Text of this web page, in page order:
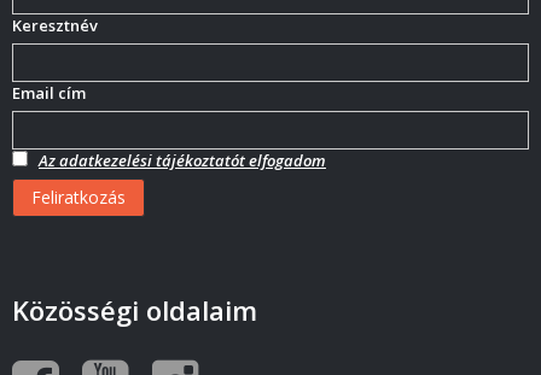
Keresztnév
Email cím
Az adatkezelési tájékoztatót elfogadom
Közösségi oldalaim